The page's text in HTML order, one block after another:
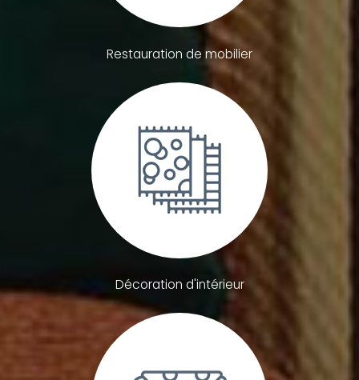
Restauration de mobilier
Décoration d'intérieur